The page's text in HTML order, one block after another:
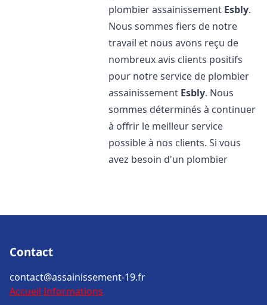
plombier assainissement Esbly.
Nous sommes fiers de notre
travail et nous avons reçu de
nombreux avis clients positifs
pour notre service de plombier
assainissement Esbly. Nous
sommes déterminés à continuer
à offrir le meilleur service
possible à nos clients. Si vous
avez besoin d'un plombier
Contact
contact@assainissement-19.fr
Accueil Informations